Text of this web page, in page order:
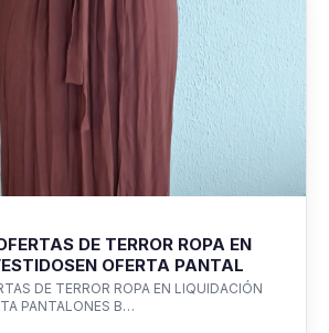
DE TERROR ROPA EN
OFERTA PANTAL
DE TERROR ROPA EN LIQUIDACIÓN
PANTALONES B…